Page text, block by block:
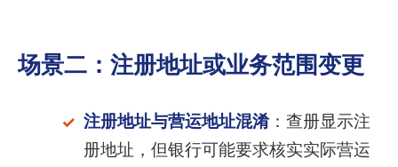
场景二：注册地址或业务范围变更
注册地址与营运地址混淆：查册显示注
册地址，但银行可能要求核实实际营运